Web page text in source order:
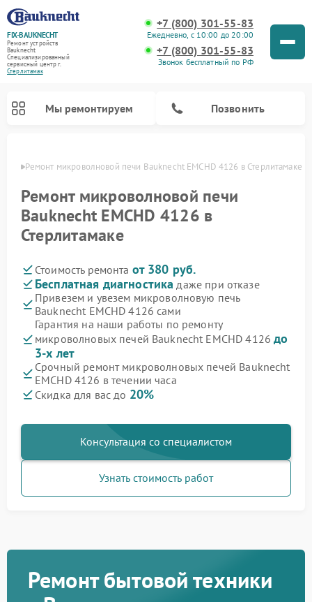
FIX-BAUKNECHT
Ремонт устройств
Bauknecht
Специализированный
cервисный центр г.
Стерлитамак
+7 (800) 301-55-83
Ежедневно, с 10:00 до 20:00
+7 (800) 301-55-83
Звонок бесплатный по РФ
Мы ремонтируем Позвонить
Ремонт микроволновой печи Bauknecht EMCHD 4126 в Стерлитамаке
Ремонт микроволновой печи
Bauknecht EMCHD 4126 в
Стерлитамаке
Стоимость ремонта от 380 руб.
Бесплатная диагностика даже при отказе
Привезем и увезем микроволновую печь
Bauknecht EMCHD 4126 сами
Гарантия на наши работы по ремонту
микроволновых печей Bauknecht EMCHD 4126до
3-х лет
Срочный ремонт микроволновых печей Bauknecht
EMCHD 4126 в течении часа
Скидка для вас до 20%
Консультация со специалистом
Узнать стоимость работ
Ремонт бытовой техники